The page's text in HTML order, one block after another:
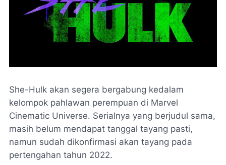
She-Hulk akan segera bergabung kedalam
kelompok pahlawan perempuan di Marvel
Cinematic Universe. Serialnya yang berjudul sama,
masih belum mendapat tanggal tayang pasti,
namun sudah dikonfirmasi akan tayang pada
pertengahan tahun 2022.